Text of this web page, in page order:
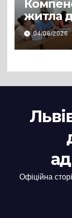
житла
нові
04/08/2026
Офіційна